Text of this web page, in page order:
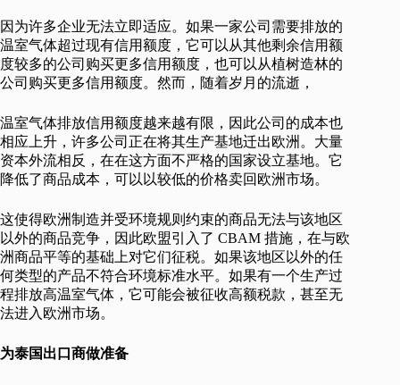
因为许多企业无法立即适应。如果一家公司需要排放的
温室气体超过现有信用额度，它可以从其他剩余信用额
度较多的公司购买更多信用额度，也可以从植树造林的
公司购买更多信用额度。然而，随着岁月的流逝，
温室气体排放信用额度越来越有限，因此公司的成本也
相应上升，许多公司正在将其生产基地迁出欧洲。大量
资本外流相反，在在这方面不严格的国家设立基地。它
降低了商品成本，可以以较低的价格卖回欧洲市场。
这使得欧洲制造并受环境规则约束的商品无法与该地区
以外的商品竞争，因此欧盟引入了 CBAM 措施，在与欧
洲商品平等的基础上对它们征税。如果该地区以外的任
何类型的产品不符合环境标准水平。如果有一个生产过
程排放高温室气体，它可能会被征收高额税款，甚至无
法进入欧洲市场。
为泰国出口商做准备